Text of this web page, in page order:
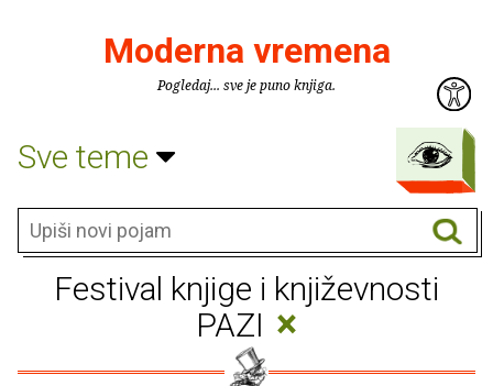
Moderna vremena
Pogledaj... sve je puno knjiga.
Sve teme
Festival knjige i književnosti
PAZI ×